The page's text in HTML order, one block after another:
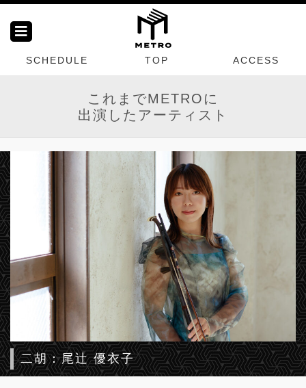
SCHEDULE TOP ACCESS
これまでMETROに
出演したアーティスト
二胡：尾辻 優衣子